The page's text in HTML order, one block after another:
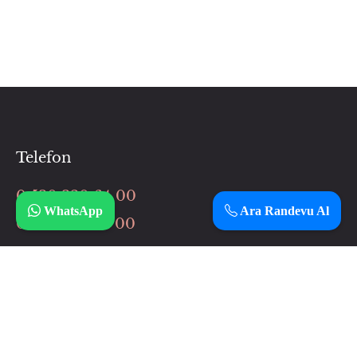
Telefon
0 530 320 64 00
0 506 037 64 00
Ara Randevu Al
WhatsApp